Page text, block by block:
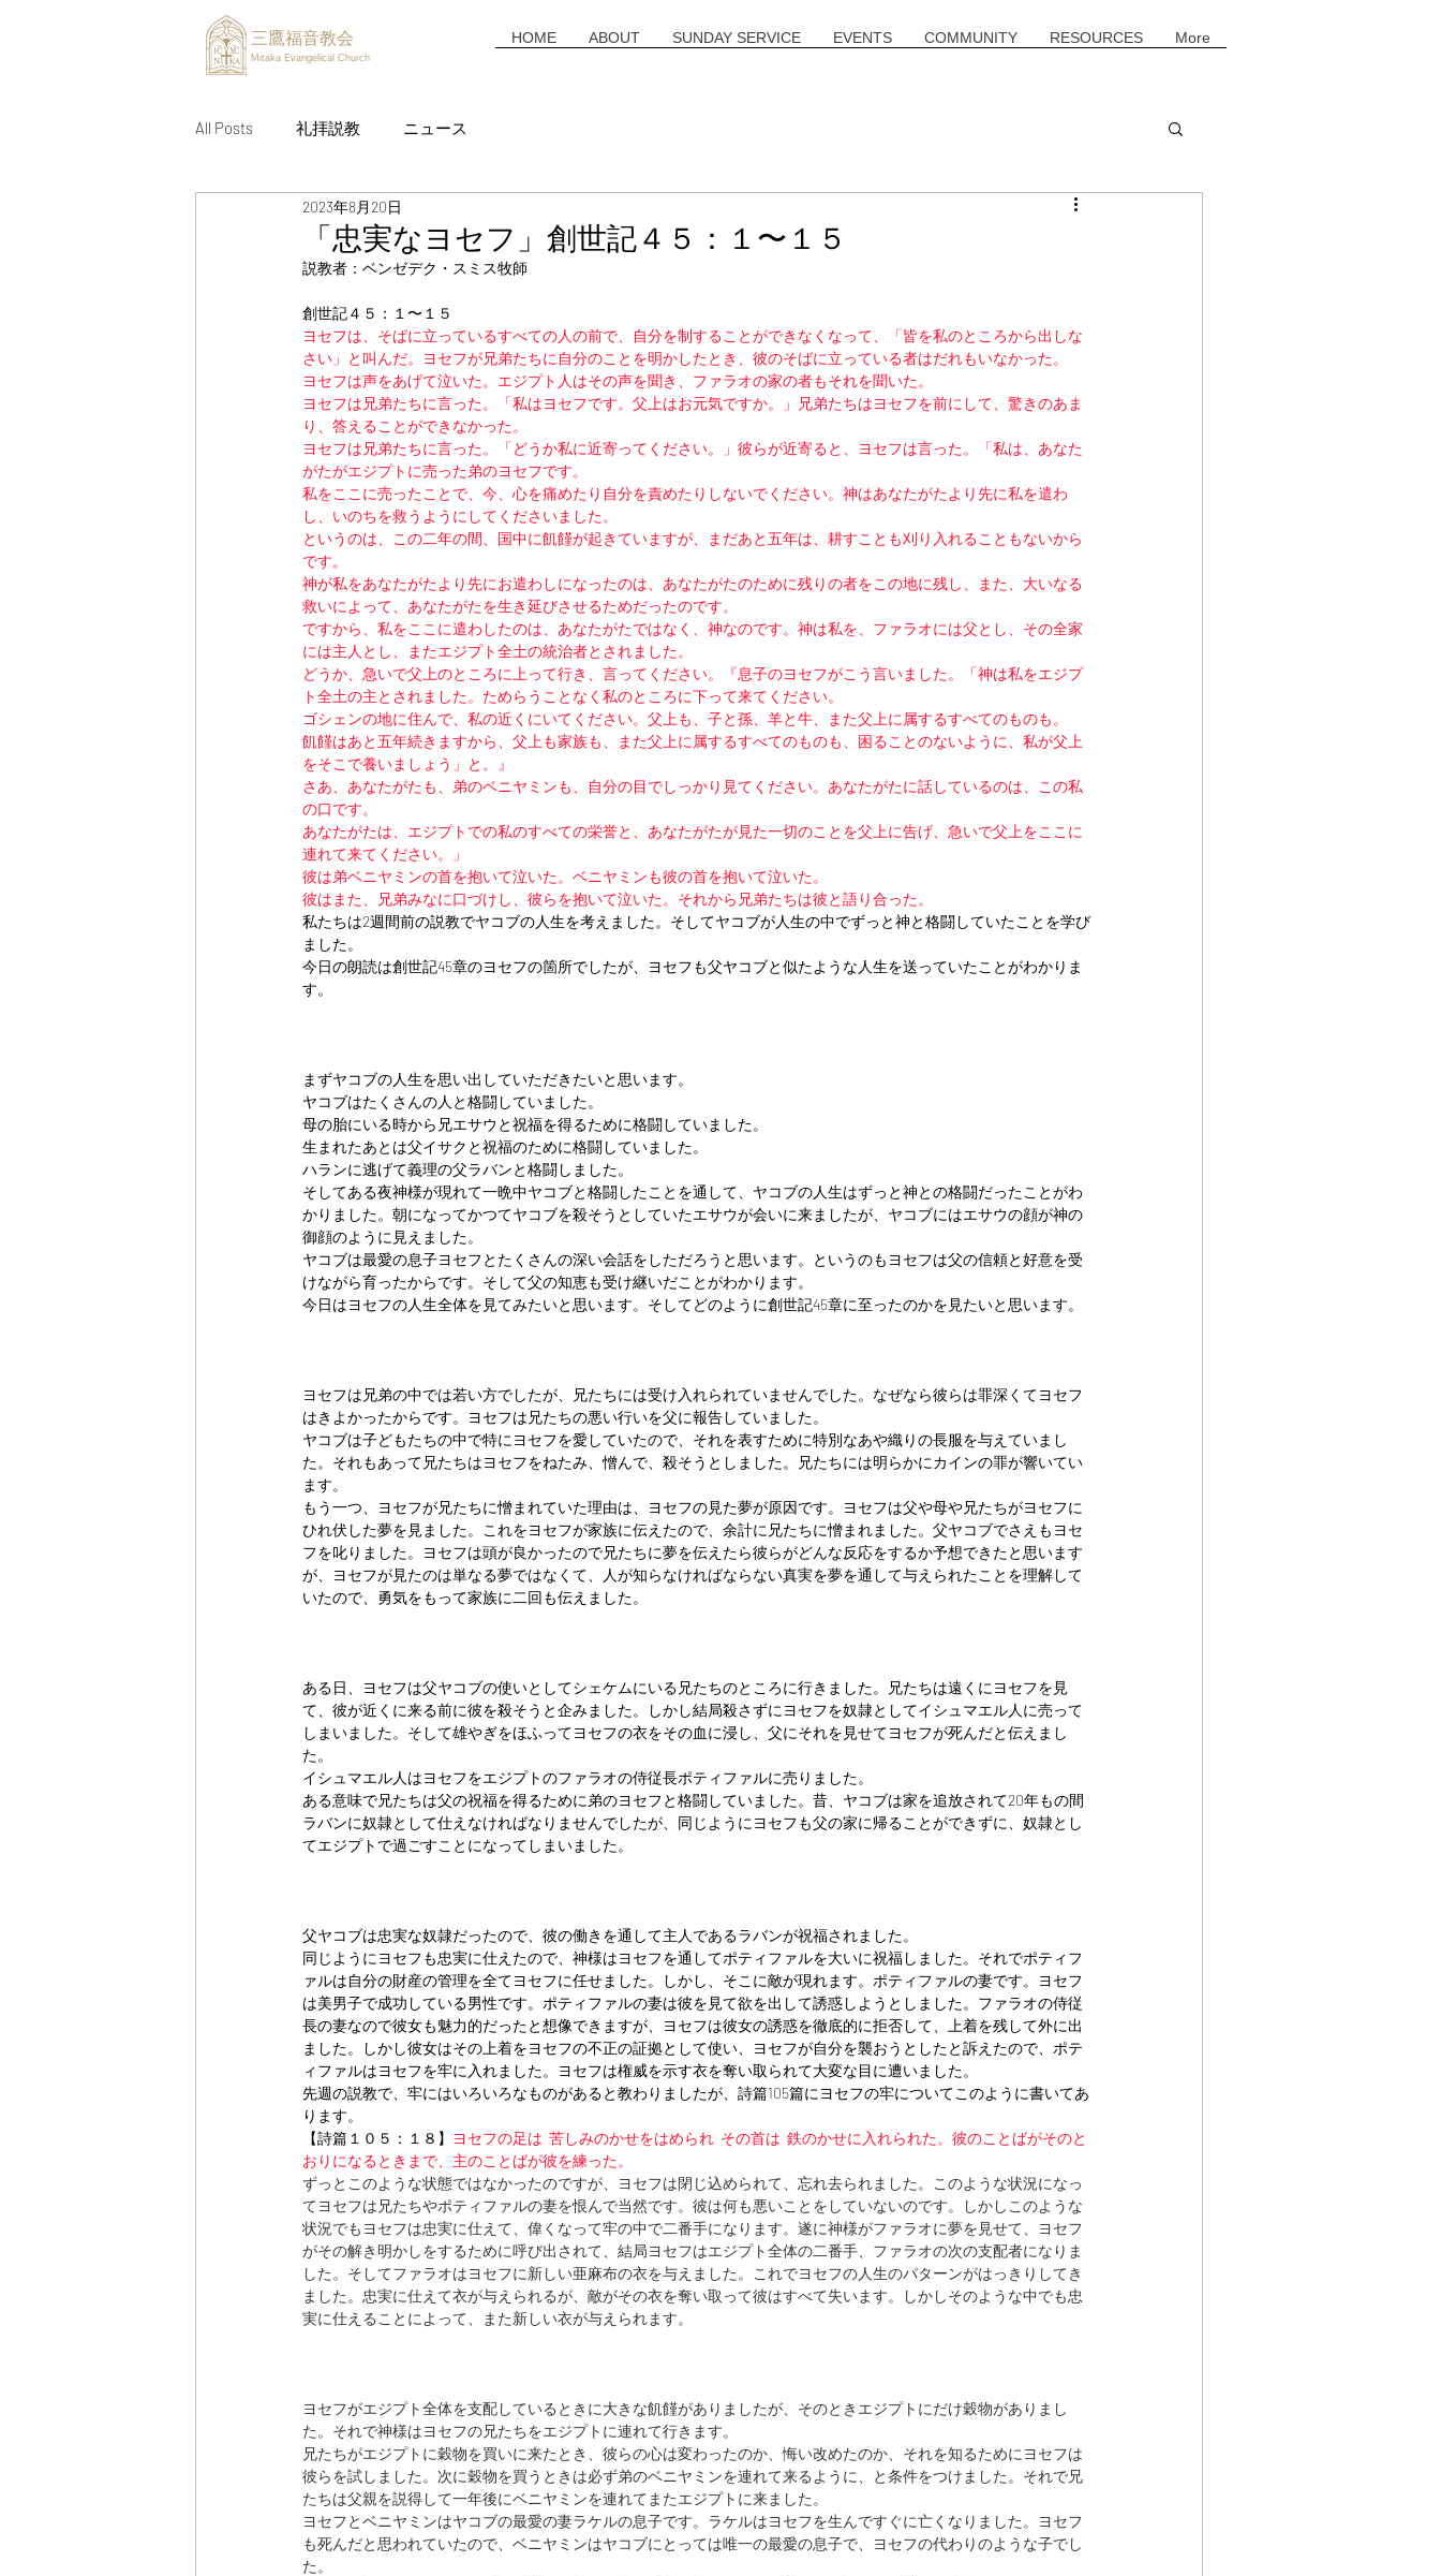
HOME ABOUT SUNDAY SERVICE EVENTS COMMUNITY RESOURCES More
Mitaka Evangelical Church
三鷹福音教会
All Posts 礼拝説教 ニュース
「忠実なヨセフ」創世記４５：１〜１５
2023年8月20日
説教者：ベンゼデク・スミス牧師
創世記４５：１〜１５
ヨセフは、そばに立っているすべての人の前で、自分を制することができなくなって、「皆を私のところから出しな
さい」と叫んだ。ヨセフが兄弟たちに自分のことを明かしたとき、彼のそばに立っている者はだれもいなかった。
ヨセフは声をあげて泣いた。エジプト人はその声を聞き、ファラオの家の者もそれを聞いた。
ヨセフは兄弟たちに言った。「私はヨセフです。父上はお元気ですか。」兄弟たちはヨセフを前にして、驚きのあま
り、答えることができなかった。
ヨセフは兄弟たちに言った。「どうか私に近寄ってください。」彼らが近寄ると、ヨセフは言った。「私は、あなた
がたがエジプトに売った弟のヨセフです。
私をここに売ったことで、今、心を痛めたり自分を責めたりしないでください。神はあなたがたより先に私を遣わ
し、いのちを救うようにしてくださいました。
というのは、この二年の間、国中に飢饉が起きていますが、まだあと五年は、耕すことも刈り入れることもないから
です。
神が私をあなたがたより先にお遣わしになったのは、あなたがたのために残りの者をこの地に残し、また、大いなる
救いによって、あなたがたを生き延びさせるためだったのです。
ですから、私をここに遣わしたのは、あなたがたではなく、神なのです。神は私を、ファラオには父とし、その全家
には主人とし、またエジプト全土の統治者とされました。
どうか、急いで父上のところに上って行き、言ってください。『息子のヨセフがこう言いました。「神は私をエジプ
ト全土の主とされました。ためらうことなく私のところに下って来てください。
ゴシェンの地に住んで、私の近くにいてください。父上も、子と孫、羊と牛、また父上に属するすべてのものも。
飢饉はあと五年続きますから、父上も家族も、また父上に属するすべてのものも、困ることのないように、私が父上
をそこで養いましょう」と。』
さあ、あなたがたも、弟のベニヤミンも、自分の目でしっかり見てください。あなたがたに話しているのは、この私
の口です。
あなたがたは、エジプトでの私のすべての栄誉と、あなたがたが見た一切のことを父上に告げ、急いで父上をここに
連れて来てください。」
彼は弟ベニヤミンの首を抱いて泣いた。ベニヤミンも彼の首を抱いて泣いた。
彼はまた、兄弟みなに口づけし、彼らを抱いて泣いた。それから兄弟たちは彼と語り合った。
私たちは2週間前の説教でヤコブの人生を考えました。そしてヤコブが人生の中でずっと神と格闘していたことを学び
ました。
今日の朗読は創世記45章のヨセフの箇所でしたが、ヨセフも父ヤコブと似たような人生を送っていたことがわかりま
す。
まずヤコブの人生を思い出していただきたいと思います。
ヤコブはたくさんの人と格闘していました。
母の胎にいる時から兄エサウと祝福を得るために格闘していました。
生まれたあとは父イサクと祝福のために格闘していました。
ハランに逃げて義理の父ラバンと格闘しました。
そしてある夜神様が現れて一晩中ヤコブと格闘したことを通して、ヤコブの人生はずっと神との格闘だったことがわ
かりました。朝になってかつてヤコブを殺そうとしていたエサウが会いに来ましたが、ヤコブにはエサウの顔が神の
御顔のように見えました。
ヤコブは最愛の息子ヨセフとたくさんの深い会話をしただろうと思います。というのもヨセフは父の信頼と好意を受
けながら育ったからです。そして父の知恵も受け継いだことがわかります。
今日はヨセフの人生全体を見てみたいと思います。そしてどのように創世記45章に至ったのかを見たいと思います。
ヨセフは兄弟の中では若い方でしたが、兄たちには受け入れられていませんでした。なぜなら彼らは罪深くてヨセフ
はきよかったからです。ヨセフは兄たちの悪い行いを父に報告していました。
ヤコブは子どもたちの中で特にヨセフを愛していたので、それを表すために特別なあや織りの長服を与えていまし
た。それもあって兄たちはヨセフをねたみ、憎んで、殺そうとしました。兄たちには明らかにカインの罪が響いてい
ます。
もう一つ、ヨセフが兄たちに憎まれていた理由は、ヨセフの見た夢が原因です。ヨセフは父や母や兄たちがヨセフに
ひれ伏した夢を見ました。これをヨセフが家族に伝えたので、余計に兄たちに憎まれました。父ヤコブでさえもヨセ
フを叱りました。ヨセフは頭が良かったので兄たちに夢を伝えたら彼らがどんな反応をするか予想できたと思います
が、ヨセフが見たのは単なる夢ではなくて、人が知らなければならない真実を夢を通して与えられたことを理解して
いたので、勇気をもって家族に二回も伝えました。
ある日、ヨセフは父ヤコブの使いとしてシェケムにいる兄たちのところに行きました。兄たちは遠くにヨセフを見
て、彼が近くに来る前に彼を殺そうと企みました。しかし結局殺さずにヨセフを奴隷としてイシュマエル人に売って
しまいました。そして雄やぎをほふってヨセフの衣をその血に浸し、父にそれを見せてヨセフが死んだと伝えまし
た。
イシュマエル人はヨセフをエジプトのファラオの侍従長ポティファルに売りました。
ある意味で兄たちは父の祝福を得るために弟のヨセフと格闘していました。昔、ヤコブは家を追放されて20年もの間
ラバンに奴隷として仕えなければなりませんでしたが、同じようにヨセフも父の家に帰ることができずに、奴隷とし
てエジプトで過ごすことになってしまいました。
父ヤコブは忠実な奴隷だったので、彼の働きを通して主人であるラバンが祝福されました。
同じようにヨセフも忠実に仕えたので、神様はヨセフを通してポティファルを大いに祝福しました。それでポティフ
ァルは自分の財産の管理を全てヨセフに任せました。しかし、そこに敵が現れます。ポティファルの妻です。ヨセフ
は美男子で成功している男性です。ポティファルの妻は彼を見て欲を出して誘惑しようとしました。ファラオの侍従
長の妻なので彼女も魅力的だったと想像できますが、ヨセフは彼女の誘惑を徹底的に拒否して、上着を残して外に出
ました。しかし彼女はその上着をヨセフの不正の証拠として使い、ヨセフが自分を襲おうとしたと訴えたので、ポテ
ィファルはヨセフを牢に入れました。ヨセフは権威を示す衣を奪い取られて大変な目に遭いました。
先週の説教で、牢にはいろいろなものがあると教わりましたが、詩篇105篇にヨセフの牢についてこのように書いてあ
ります。
【詩篇１０５：１８】
ヨセフの足は  苦しみのかせをはめられ  その首は  鉄のかせに入れられた。彼のことばがそのと
おりになるときまで、主のことばが彼を練った。
ずっとこのような状態ではなかったのですが、ヨセフは閉じ込められて、忘れ去られました。このような状況になっ
てヨセフは兄たちやポティファルの妻を恨んで当然です。彼は何も悪いことをしていないのです。しかしこのような
状況でもヨセフは忠実に仕えて、偉くなって牢の中で二番手になります。遂に神様がファラオに夢を見せて、ヨセフ
がその解き明かしをするために呼び出されて、結局ヨセフはエジプト全体の二番手、ファラオの次の支配者になりま
した。そしてファラオはヨセフに新しい亜麻布の衣を与えました。これでヨセフの人生のパターンがはっきりしてき
ました。忠実に仕えて衣が与えられるが、敵がその衣を奪い取って彼はすべて失います。しかしそのような中でも忠
実に仕えることによって、また新しい衣が与えられます。
ヨセフがエジプト全体を支配しているときに大きな飢饉がありましたが、そのときエジプトにだけ穀物がありまし
た。それで神様はヨセフの兄たちをエジプトに連れて行きます。
兄たちがエジプトに穀物を買いに来たとき、彼らの心は変わったのか、悔い改めたのか、それを知るためにヨセフは
彼らを試しました。次に穀物を買うときは必ず弟のベニヤミンを連れて来るように、と条件をつけました。それで兄
たちは父親を説得して一年後にベニヤミンを連れてまたエジプトに来ました。
ヨセフとベニヤミンはヤコブの最愛の妻ラケルの息子です。ラケルはヨセフを生んですぐに亡くなりました。ヨセフ
も死んだと思われていたので、ベニヤミンはヤコブにとっては唯一の最愛の息子で、ヨセフの代わりのような子でし
た。